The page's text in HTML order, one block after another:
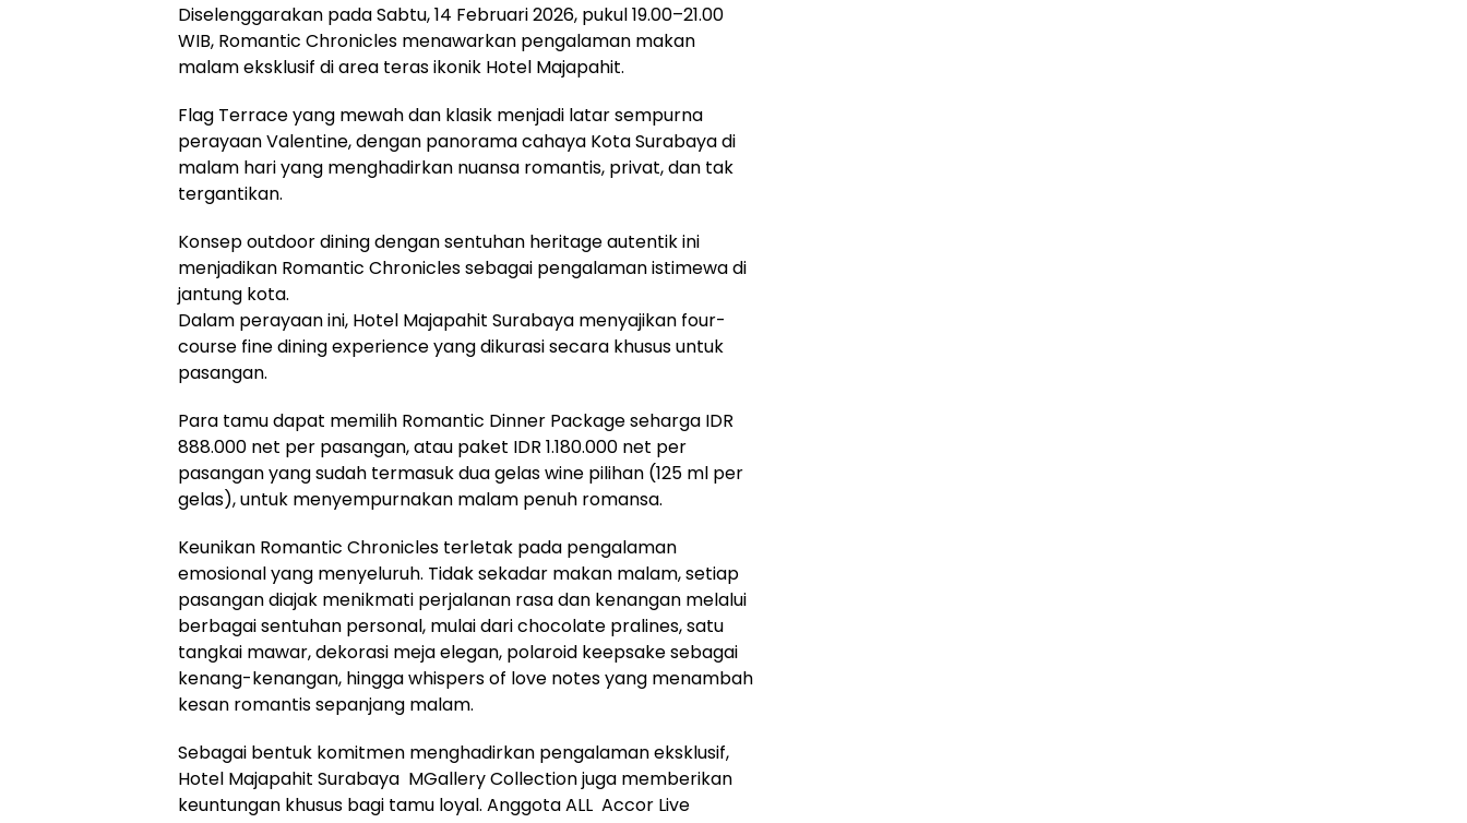
Diselenggarakan pada Sabtu, 14 Februari 2026, pukul 19.00–21.00
WIB, Romantic Chronicles menawarkan pengalaman makan
malam eksklusif di area teras ikonik Hotel Majapahit.
Flag Terrace yang mewah dan klasik menjadi latar sempurna
perayaan Valentine, dengan panorama cahaya Kota Surabaya di
malam hari yang menghadirkan nuansa romantis, privat, dan tak
tergantikan.
Konsep outdoor dining dengan sentuhan heritage autentik ini
menjadikan Romantic Chronicles sebagai pengalaman istimewa di
jantung kota.
Dalam perayaan ini, Hotel Majapahit Surabaya menyajikan four-
course fine dining experience yang dikurasi secara khusus untuk
pasangan.
Para tamu dapat memilih Romantic Dinner Package seharga IDR
888.000 net per pasangan, atau paket IDR 1.180.000 net per
pasangan yang sudah termasuk dua gelas wine pilihan (125 ml per
gelas), untuk menyempurnakan malam penuh romansa.
Keunikan Romantic Chronicles terletak pada pengalaman
emosional yang menyeluruh. Tidak sekadar makan malam, setiap
pasangan diajak menikmati perjalanan rasa dan kenangan melalui
berbagai sentuhan personal, mulai dari chocolate pralines, satu
tangkai mawar, dekorasi meja elegan, polaroid keepsake sebagai
kenang-kenangan, hingga whispers of love notes yang menambah
kesan romantis sepanjang malam.
Sebagai bentuk komitmen menghadirkan pengalaman eksklusif,
Hotel Majapahit Surabaya MGallery Collection juga memberikan
keuntungan khusus bagi tamu loyal. Anggota ALL Accor Live